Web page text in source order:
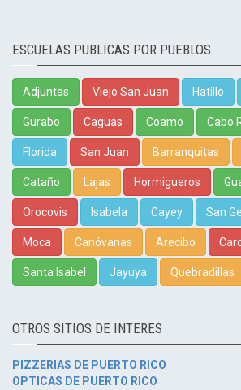
ESCUELAS PUBLICAS POR PUEBLOS
Adjuntas Viejo San Juan Hatillo
Gurabo Caguas Coamo Cabo
Florida San Juan Barranquitas
Cataño Lajas Hormigueros
Orocovis Isabela Cayey San
Moca Canóvanas Arecibo
Santa Isabel Jayuya Quebradillas
OTROS SITIOS DE INTERES
PIZZERIAS DE PUERTO RICO
OPTICAS DE PUERTO RICO